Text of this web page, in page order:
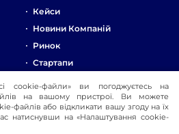
Кейси
Новини Компаній
Ринок
Стартапи
cookie-файли» ви погоджуєтесь на
на вашому пристрої. Ви можете
файлів або відкликати вашу згоду на їх
натиснувши на «Налаштування cookie-